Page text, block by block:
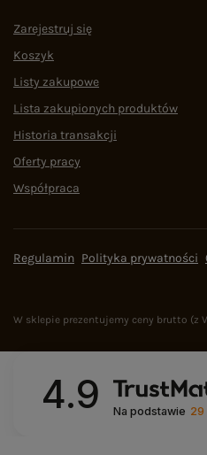
Zarejestruj się
Koszyk
Listy zakupowe
Lista zakupionych produktów
Historia transakcji
Oferty pracy
Współpraca
Regulamin Polityka prywatności
W sklepie prezentujemy ceny brutto (z
4.9 Na podstawie 29